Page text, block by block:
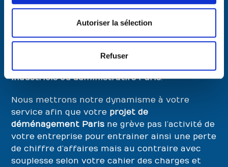
Autoriser la sélection
Refuser
administratifs de Paris vers toutes distances
sont effectués pour les professionnelsavec le
professionnalisme exigé :transfert de sociétés,
industriels ou administratifs Paris.
Nous mettrons notre dynamisme à votre
service afin que votre projet de
déménagement Paris ne grève pas l’activité de
votre entreprise pour entrainer ainsi une perte
de chiffre d’affaires mais au contraire avec
souplesse selon votre cahier des charges et